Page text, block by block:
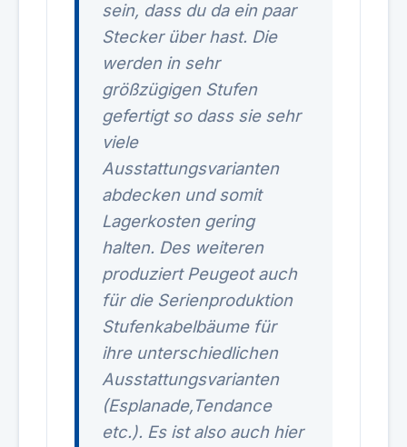
sein, dass du da ein paar
Stecker über hast. Die
werden in sehr
größzügigen Stufen
gefertigt so dass sie sehr
viele
Ausstattungsvarianten
abdecken und somit
Lagerkosten gering
halten. Des weiteren
produziert Peugeot auch
für die Serienproduktion
Stufenkabelbäume für
ihre unterschiedlichen
Ausstattungsvarianten
(Esplanade,Tendance
etc.). Es ist also auch hier